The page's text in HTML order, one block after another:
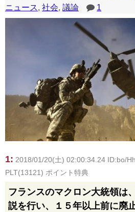
ニュース, 社会, 議論 1
1: 2018/01/20(土) 02:00:34.24 ID:bo/
PLT(13121) ポイント特典
フランスのマクロン大統領は
説を行い、１５年以上前に廃